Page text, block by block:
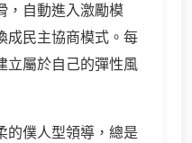
，自動進入激勵模
成民主協商模式。每
立屬於自己的彈性風
的僕人型領導，總是